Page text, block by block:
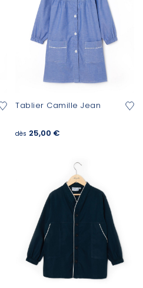
Tablier Camille Jean
dès 25,00 €